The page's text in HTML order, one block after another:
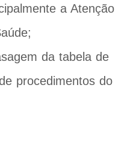
a Atenção
da tabela de
procedimentos do